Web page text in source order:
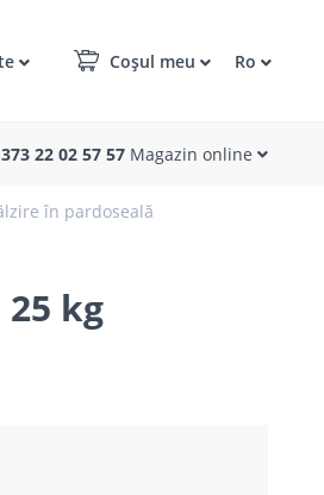
Coșul meu Ro
22 02 57 57 Magazin online
în pardoseală
25 kg